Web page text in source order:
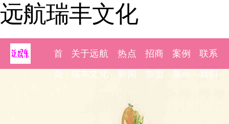
远航瑞丰文化
首
页
关于远航
瑞丰文化
热点
新闻
招商
加盟
案例
展示
联系
我们